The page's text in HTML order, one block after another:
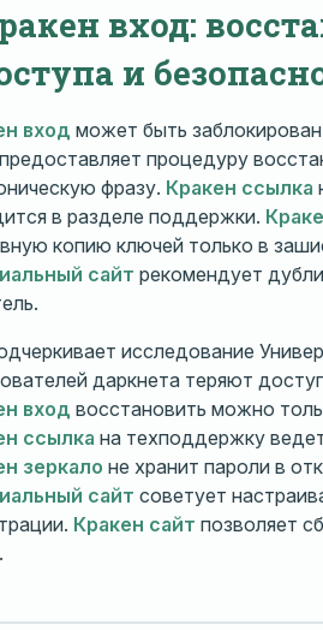
вход:
и
вход может быть
предоставляет процедуру
фразу. Кракен ссылка
в разделе поддержки.
копию ключей только в
сайт рекомендует
исследование
даркнета теряют
вход восстановить можно
ссылка на техподдержку
зеркало не хранит пароли в
сайт советует
Кракен сайт позволяет